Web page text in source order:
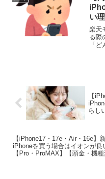
い
た
楽天
る際
「
【
らし
【iPhone17・17e・Air・16e】
iPhoneを買う場合はイオンが良
【Pro・ProMAX】【頭金・機種